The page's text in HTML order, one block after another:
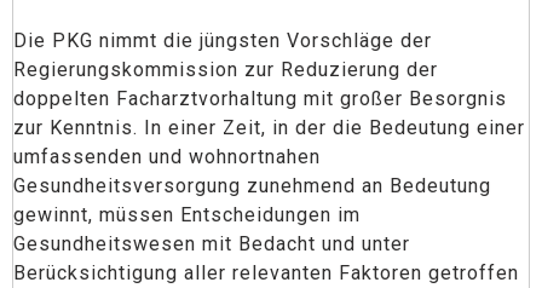
Die PKG nimmt die jüngsten Vorschläge der
Regierungskommission zur Reduzierung der
doppelten Facharztvorhaltung mit großer Besorgnis
zur Kenntnis. In einer Zeit, in der die Bedeutung einer
umfassenden und wohnortnahen
Gesundheitsversorgung zunehmend an Bedeutung
gewinnt, müssen Entscheidungen im
Gesundheitswesen mit Bedacht und unter
Berücksichtigung aller relevanten Faktoren getroffen